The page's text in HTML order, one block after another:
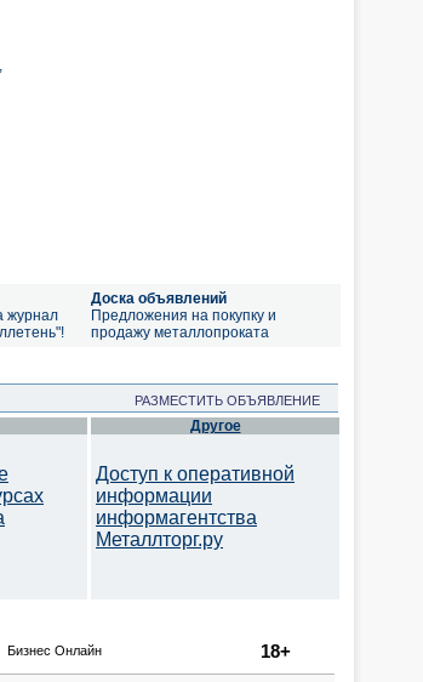
журнал
Доска объявлений
Предложения на покупку и
продажу металлопроката
РАЗМЕСТИТЬ ОБЪЯВЛЕНИЕ
Другое
Доступ к оперативной
информации
информагентства
Металлторг.ру
Бизнес Онлайн
18+